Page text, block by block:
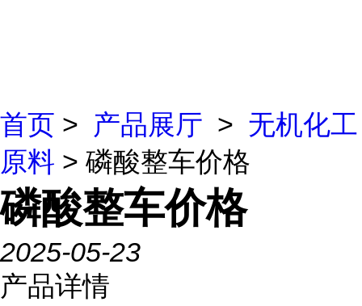
首页 > 产品展厅 > 无机化工
原料 > 磷酸整车价格
磷酸整车价格
2025-05-23
产品详情